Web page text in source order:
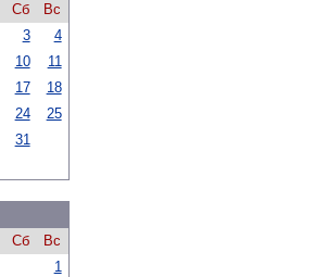
Сб
Вс
3
4
10
11
17
18
24
25
31
Сб
Вс
1